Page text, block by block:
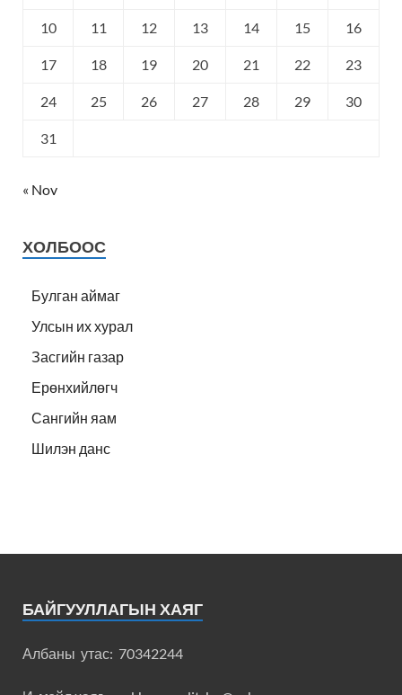
10 11 12 13 14 15 16
17 18 19 20 21 22 23
24 25 26 27 28 29 30
31
« Nov
ХОЛБООС
Булган аймаг
Улсын их хурал
Засгийн газар
Ерөнхийлөгч
Сангийн яам
Шилэн данс
БАЙГУУЛЛАГЫН ХАЯГ
Албаны утас: 70342244